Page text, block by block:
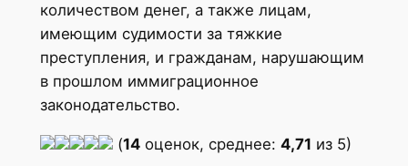
количеством денег, а также лицам,
имеющим судимости за тяжкие
преступления, и гражданам, нарушающим
в прошлом иммиграционное
законодательство.
(14оценок, среднее: 4,71 из 5)